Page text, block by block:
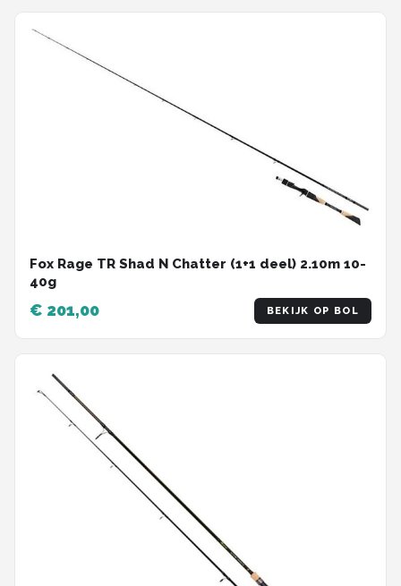
Fox Rage TR Shad N Chatter (1+1 deel) 2.10m 10-
40g
€ 201,00 BEKIJK OP BOL